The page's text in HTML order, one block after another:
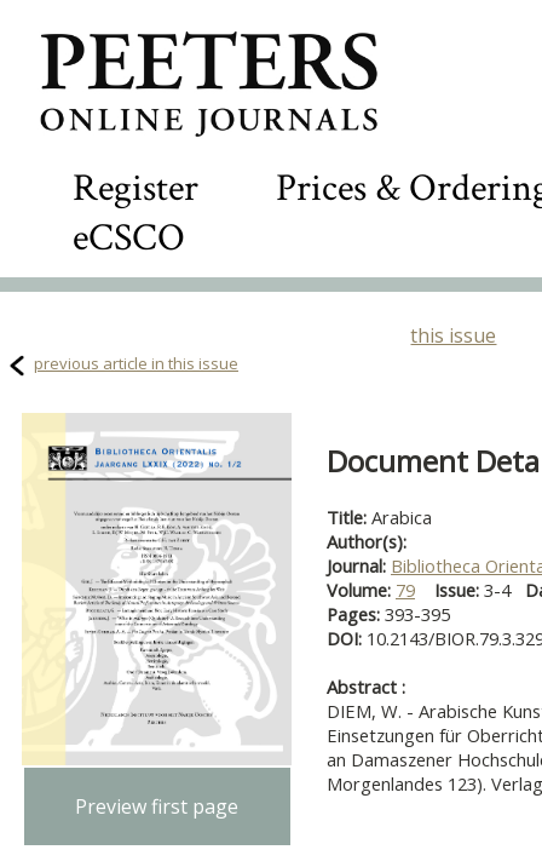
Register
Prices &
eCSCO
this issue
previous article in this issue
Preview first page
Document
Title: Arabica
Author(s):
Journal: Bibliotheca
Volume: 79 Issue: 3-4
Pages: 393-395
DOI: 10.2143/
Abstract :
DIEM, W. - Arabische
Einsetzungen für
an Damaszener
Morgenlandes 123).